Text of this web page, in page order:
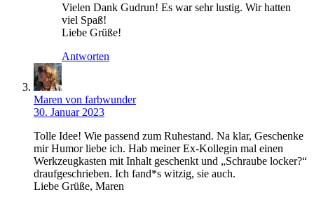
Vielen Dank Gudrun! Es war sehr lustig. Wir hatten
viel Spaß!
Liebe Grüße!
Antworten
Maren von farbwunder
30. Januar 2023
Tolle Idee! Wie passend zum Ruhestand. Na klar, Geschenke
mir Humor liebe ich. Hab meiner Ex-Kollegin mal einen
Werkzeugkasten mit Inhalt geschenkt und „Schraube locker?“
draufgeschrieben. Ich fand*s witzig, sie auch.
Liebe Grüße, Maren